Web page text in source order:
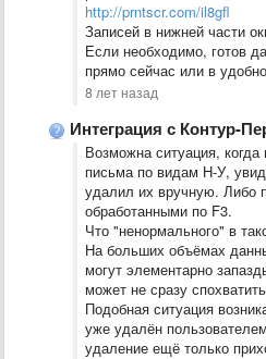
http://prntscr.com/il8gfl
Записей в нижней части
Если необходимо, готов
прямо сейчас или в
8 лет назад
Интеграция с Контур-Персоналом. ошибка при
Возможна ситуация, когда
письма по видам Н-У,
удалил их вручную. Либо
обработанными по F3.
Что "ненормального" в
На больших объёмах
могут элементарно
может не сразу
Подобная ситуация
уже удалён
удаление ещё только